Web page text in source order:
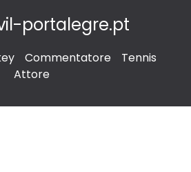
portalegre.pt
Commentatore
Tennis
Attore